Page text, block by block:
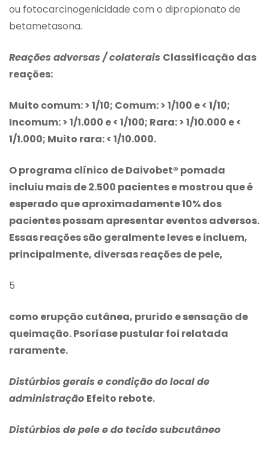
ou fotocarcinogenicidade com o dipropionato de
betametasona.
Reações adversas / colaterais Classificação das
reações:
Muito comum: > 1/10; Comum: > 1/100 e < 1/10;
Incomum: > 1/1.000 e < 1/100; Rara: > 1/10.000 e <
1/1.000; Muito rara: < 1/10.000.
O programa clínico de Daivobet® pomada
incluiu mais de 2.500 pacientes e mostrou que é
esperado que aproximadamente 10% dos
pacientes possam apresentar eventos adversos.
Essas reações são geralmente leves e incluem,
principalmente, diversas reações de pele,
5
como erupção cutânea, prurido e sensação de
queimação. Psoríase pustular foi relatada
raramente.
Distúrbios gerais e condição do local de
administração Efeito rebote.
Distúrbios de pele e do tecido subcutâneo